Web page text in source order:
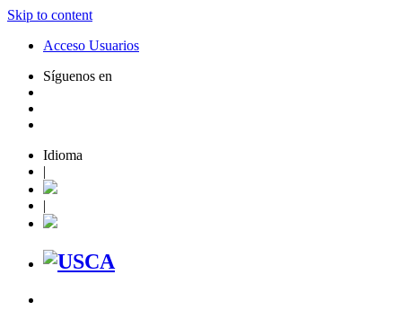
Skip to content
Acceso Usuarios
Síguenos en
Idioma
|
|